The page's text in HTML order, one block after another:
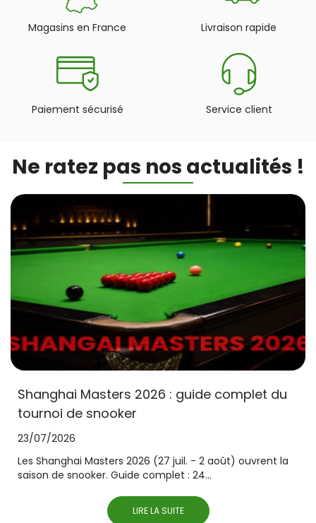
Magasins en France Livraison rapide
Paiement sécurisé Service client
Ne ratez pas nos actualités !
Shanghai Masters 2026 : guide complet du
tournoi de snooker
23/07/2026
Les Shanghai Masters 2026 (27 juil. - 2 août) ouvrent la
saison de snooker. Guide complet : 24...
LIRE LA SUITE